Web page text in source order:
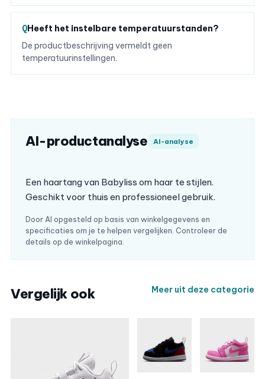
Heeft het instelbare temperatuurstanden?
De productbeschrijving vermeldt geen
temperatuurinstellingen.
AI-productanalyse AI-analyse
Een haartang van Babyliss om haar te stijlen.
Geschikt voor thuis en professioneel gebruik.
Door AI opgesteld op basis van winkelgegevens en
specificaties om je te helpen vergelijken. Controleer de
details op de winkelpagina.
Vergelijk ook Meer uit deze categorie